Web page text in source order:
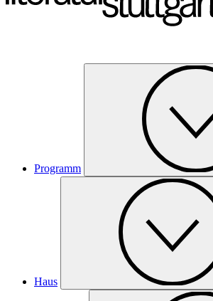
Programm
Haus